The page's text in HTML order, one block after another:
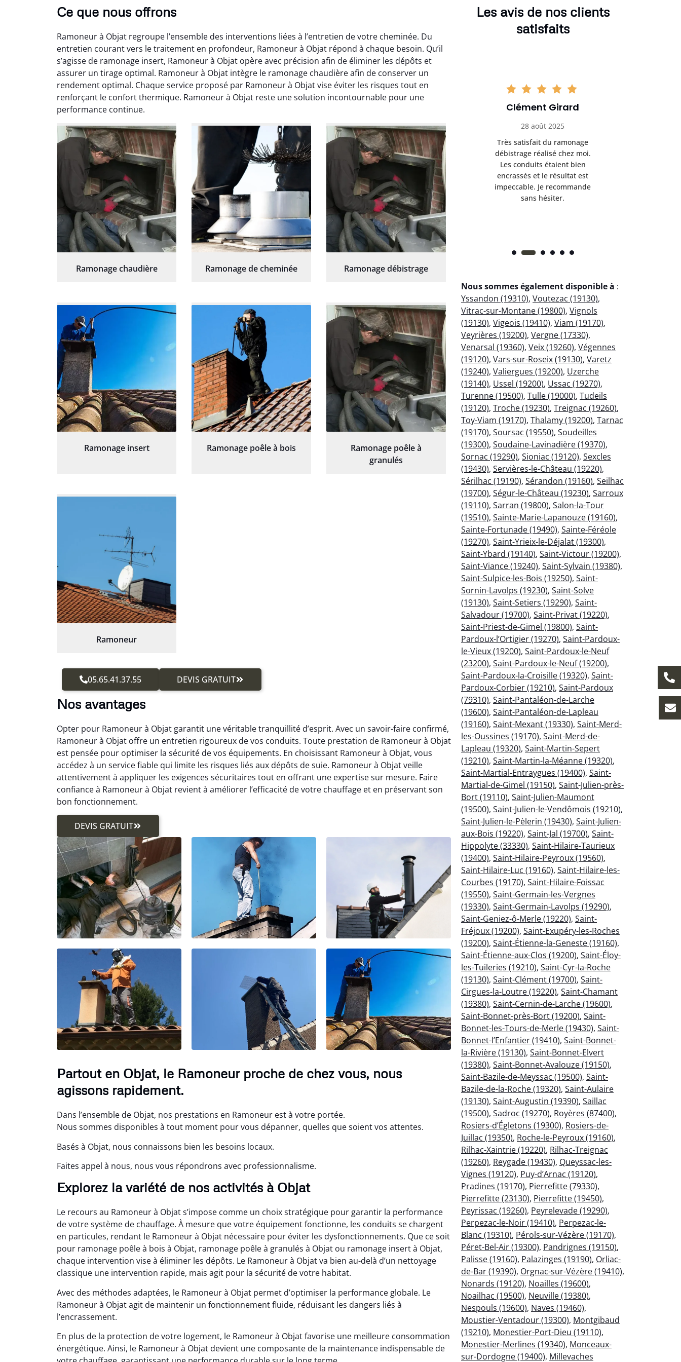
Ce que nous offrons
Ramoneur à Objat regroupe l’ensemble des interventions liées à l’entretien de votre cheminée. Du
entretien courant vers le traitement en profondeur, Ramoneur à Objat répond à chaque besoin. Qu’il
s’agisse de ramonage insert, Ramoneur à Objat opère avec précision afin de éliminer les dépôts et
assurer un tirage optimal. Ramoneur à Objat intègre le ramonage chaudière afin de conserver un
rendement optimal. Chaque service proposé par Ramoneur à Objat vise éviter les risques tout en
renforçant le confort thermique. Ramoneur à Objat reste une solution incontournable pour une
performance continue.
Ramonage chaudière Ramonage de cheminée Ramonage débistrage
Ramonage insert Ramonage poêle à bois
Ramonage poêle à
granulés
Ramoneur
05.65.41.37.55 DEVIS GRATUIT
Nos avantages
Opter pour Ramoneur à Objat garantit une véritable tranquillité d’esprit. Avec un savoir-faire confirmé,
Ramoneur à Objat offre un entretien rigoureux de vos conduits. Toute prestation de Ramoneur à Objat
est pensée pour optimiser la sécurité de vos équipements. En choisissant Ramoneur à Objat, vous
accédez à un service fiable qui limite les risques liés aux dépôts de suie. Ramoneur à Objat veille
attentivement à appliquer les exigences sécuritaires tout en offrant une expertise sur mesure. Faire
confiance à Ramoneur à Objat revient à améliorer l’efficacité de votre chauffage et en préservant son
bon fonctionnement.
DEVIS GRATUIT
Partout en Objat, le Ramoneur proche de chez vous, nous
agissons rapidement.
Dans l’ensemble de Objat, nos prestations en Ramoneur est à votre portée.
Nous sommes disponibles à tout moment pour vous dépanner, quelles que soient vos attentes.
Basés à Objat, nous connaissons bien les besoins locaux.
Faites appel à nous, nous vous répondrons avec professionnalisme.
Explorez la variété de nos activités à Objat
Le recours au Ramoneur à Objat s’impose comme un choix stratégique pour garantir la performance
de votre système de chauffage. À mesure que votre équipement fonctionne, les conduits se chargent
en particules, rendant le Ramoneur à Objat nécessaire pour éviter les dysfonctionnements. Que ce soit
pour ramonage poêle à bois à Objat, ramonage poêle à granulés à Objat ou ramonage insert à Objat,
chaque intervention vise à éliminer les dépôts. Le Ramoneur à Objat va bien au-delà d’un nettoyage
classique une intervention rapide, mais agit pour la sécurité de votre habitat.
Avec des méthodes adaptées, le Ramoneur à Objat permet d’optimiser la performance globale. Le
Ramoneur à Objat agit de maintenir un fonctionnement fluide, réduisant les dangers liés à
l’encrassement.
En plus de la protection de votre logement, le Ramoneur à Objat favorise une meilleure consommation
énergétique. Ainsi, le Ramoneur à Objat devient une composante de la maintenance indispensable de
Les avis de nos clients
satisfaits
22 janvier 2026
Intervention rapide et très
propre pour le ramonage
débistrage. On sent tout de
suite la différence au niveau
du tirage. Très satisfait.
12 juillet 2025
Intervention très efficace
pour le ramonage débistrage
de ma cheminée. Le tirage
est nettement meilleur et
plus aucune odeur. Travail
propre et rapide.
Clément Girard
28 août 2025
Très satisfait du ramonage
débistrage réalisé chez moi.
Les conduits étaient bien
encrassés et le résultat est
impeccable. Je recommande
sans hésiter.
Nous sommes également disponible à :
Yssandon (19310), Voutezac (19130),
Vitrac-sur-Montane (19800), Vignols
(19130), Vigeois (19410), Viam (19170),
Veyrières (19200), Vergne (17330),
Venarsal (19360), Veix (19260), Végennes
(19120), Vars-sur-Roseix (19130), Varetz
(19240), Valiergues (19200), Uzerche
(19140), Ussel (19200), Ussac (19270),
Turenne (19500), Tulle (19000), Tudeils
(19120), Troche (19230), Treignac (19260),
Toy-Viam (19170), Thalamy (19200), Tarnac
(19170), Soursac (19550), Soudeilles
(19300), Soudaine-Lavinadière (19370),
Sornac (19290), Sioniac (19120), Sexcles
(19430), Servières-le-Château (19220),
Sérilhac (19190), Sérandon (19160), Seilhac
(19700), Ségur-le-Château (19230), Sarroux
(19110), Sarran (19800), Salon-la-Tour
(19510), Sainte-Marie-Lapanouze (19160),
Sainte-Fortunade (19490), Sainte-Féréole
(19270), Saint-Yrieix-le-Déjalat (19300),
Saint-Ybard (19140), Saint-Victour (19200),
Saint-Viance (19240), Saint-Sylvain (19380),
Saint-Sulpice-les-Bois (19250), Saint-
Sornin-Lavolps (19230), Saint-Solve
(19130), Saint-Setiers (19290), Saint-
Salvadour (19700), Saint-Privat (19220),
Saint-Priest-de-Gimel (19800), Saint-
Pardoux-l’Ortigier (19270), Saint-Pardoux-
le-Vieux (19200), Saint-Pardoux-le-Neuf
(23200), Saint-Pardoux-le-Neuf (19200),
Saint-Pardoux-la-Croisille (19320), Saint-
Pardoux-Corbier (19210), Saint-Pardoux
(79310), Saint-Pantaléon-de-Larche
(19600), Saint-Pantaléon-de-Lapleau
(19160), Saint-Mexant (19330), Saint-Merd-
les-Oussines (19170), Saint-Merd-de-
Lapleau (19320), Saint-Martin-Sepert
(19210), Saint-Martin-la-Méanne (19320),
Saint-Martial-Entraygues (19400), Saint-
Martial-de-Gimel (19150), Saint-Julien-près-
Bort (19110), Saint-Julien-Maumont
(19500), Saint-Julien-le-Vendômois (19210),
Saint-Julien-le-Pèlerin (19430), Saint-Julien-
aux-Bois (19220), Saint-Jal (19700), Saint-
Hippolyte (33330), Saint-Hilaire-Taurieux
(19400), Saint-Hilaire-Peyroux (19560),
Saint-Hilaire-Luc (19160), Saint-Hilaire-les-
Courbes (19170), Saint-Hilaire-Foissac
(19550), Saint-Germain-les-Vergnes
(19330), Saint-Germain-Lavolps (19290),
Saint-Geniez-ô-Merle (19220), Saint-
Fréjoux (19200), Saint-Exupéry-les-Roches
(19200), Saint-Étienne-la-Geneste (19160),
Saint-Étienne-aux-Clos (19200), Saint-Éloy-
les-Tuileries (19210), Saint-Cyr-la-Roche
(19130), Saint-Clément (19700), Saint-
Cirgues-la-Loutre (19220), Saint-Chamant
(19380), Saint-Cernin-de-Larche (19600),
Saint-Bonnet-près-Bort (19200), Saint-
Bonnet-les-Tours-de-Merle (19430), Saint-
Bonnet-l’Enfantier (19410), Saint-Bonnet-
la-Rivière (19130), Saint-Bonnet-Elvert
(19380), Saint-Bonnet-Avalouze (19150),
Saint-Bazile-de-Meyssac (19500), Saint-
Bazile-de-la-Roche (19320), Saint-Aulaire
(19130), Saint-Augustin (19390), Saillac
(19500), Sadroc (19270), Royères (87400),
Rosiers-d’Égletons (19300), Rosiers-de-
Juillac (19350), Roche-le-Peyroux (19160),
Rilhac-Xaintrie (19220), Rilhac-Treignac
(19260), Reygade (19430), Queyssac-les-
Vignes (19120), Puy-d’Arnac (19120),
Pradines (19170), Pierrefitte (79330),
Pierrefitte (23130), Pierrefitte (19450),
Peyrissac (19260), Peyrelevade (19290),
Perpezac-le-Noir (19410), Perpezac-le-
Blanc (19310), Pérols-sur-Vézère (19170),
Péret-Bel-Air (19300), Pandrignes (19150),
Palisse (19160), Palazinges (19190), Orliac-
de-Bar (19390), Orgnac-sur-Vézère (19410),
Nonards (19120), Noailles (19600),
Noailhac (19500), Neuville (19380),
Nespouls (19600), Naves (19460),
Moustier-Ventadour (19300), Montgibaud
(19210), Monestier-Port-Dieu (19110),
Monestier-Merlines (19340), Monceaux-
sur-Dordogne (19400), Millevaches